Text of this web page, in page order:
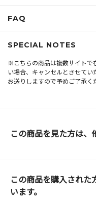
FAQ
SPECIAL NOTES
※こちらの商品は複数サイトで
い場合、キャンセルとさせて
お送りしますので予めご了承く
この商品を見た方は、
この商品を購入された
います。